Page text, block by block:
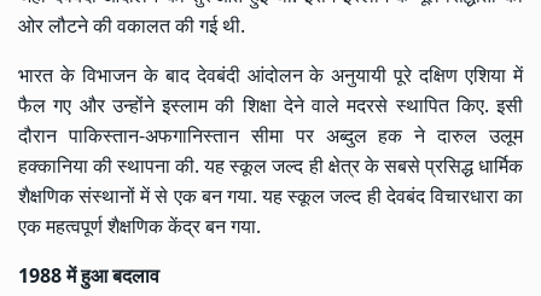
ओर लौटने की वकालत की गई थी.
भारत के विभाजन के बाद देवबंदी आंदोलन के अनुयायी पूरे दक्षिण एशिया में
फैल गए और उन्होंने इस्लाम की शिक्षा देने वाले मदरसे स्थापित किए. इसी
दौरान पाकिस्तान-अफगानिस्तान सीमा पर अब्दुल हक ने दारुल उलूम
हक्कानिया की स्थापना की. यह स्कूल जल्द ही क्षेत्र के सबसे प्रसिद्ध धार्मिक
शैक्षणिक संस्थानों में से एक बन गया. यह स्कूल जल्द ही देवबंद विचारधारा का
एक महत्वपूर्ण शैक्षणिक केंद्र बन गया.
1988 में हुआ बदलाव